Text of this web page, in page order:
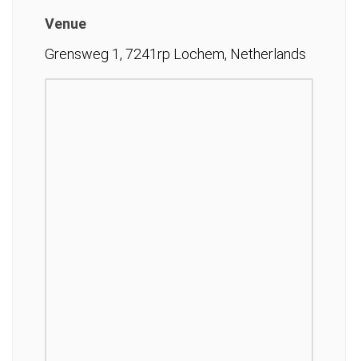
Venue
Grensweg 1, 7241rp Lochem, Netherlands